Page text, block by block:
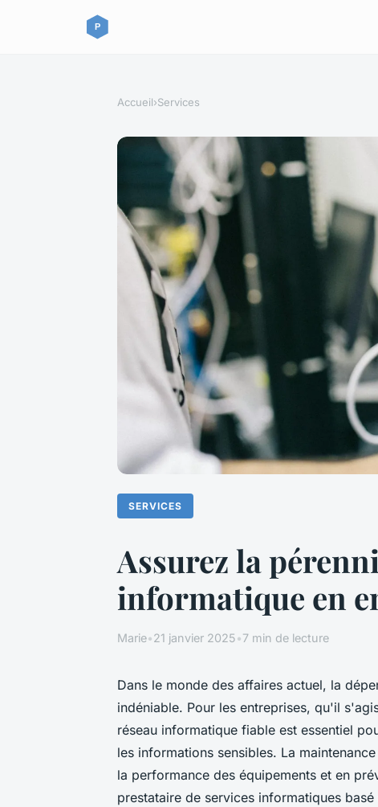
Accueil›Services
SERVICES
Assurez la
informatique en
Marie•21 janvier 2025•7 min de lecture
Dans le monde des affaires actuel, la
indéniable. Pour les entreprises, qu'il
réseau informatique fiable est essentiel
les informations sensibles. La
la performance des équipements et en
prestataire de services informatiques